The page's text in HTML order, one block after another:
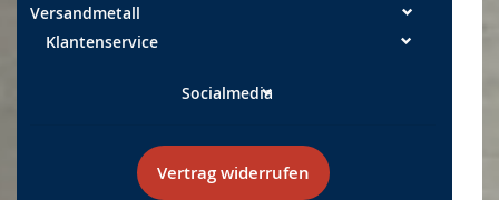
Versandmetall
Klantenservice
Socialmedia
Vertrag widerrufen